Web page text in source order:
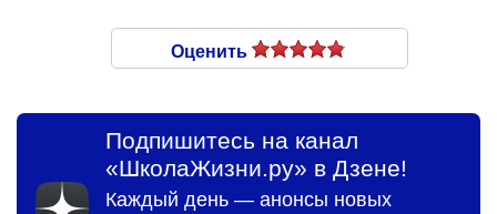
Оценить
Подпишитесь на канал
«ШколаЖизни.ру» в Дзене!
Каждый день — анонсы новых